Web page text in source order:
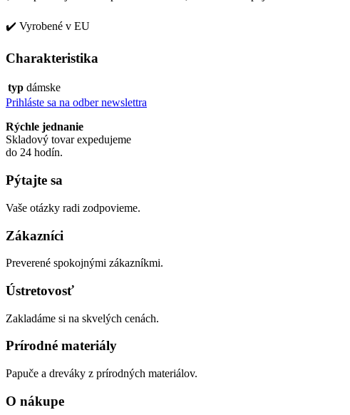
✔️ Vyrobené v EU
Charakteristika
typ dámske
Prihláste sa na odber newslettra
Rýchle jednanie
Skladový tovar expedujeme
do 24 hodín.
Pýtajte sa
Vaše otázky radi zodpovieme.
Zákazníci
Preverené spokojnými zákazníkmi.
Ústretovosť
Zakladáme si na skvelých cenách.
Prírodné materiály
Papuče a dreváky z prírodných materiálov.
O nákupe